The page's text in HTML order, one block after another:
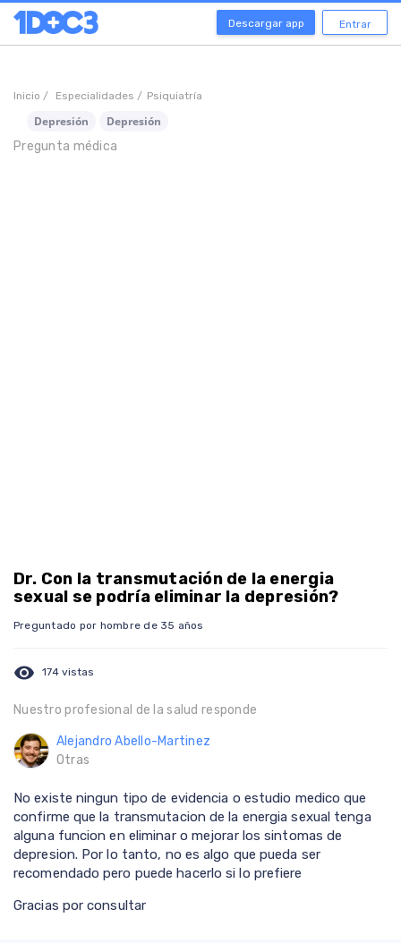
Descargar app Entrar
Inicio / Especialidades / Psiquiatría
Depresión
Depresión
Pregunta médica
Dr. Con la transmutación de la energia
sexual se podría eliminar la depresión?
Preguntado por hombre de 35 años
visibility 174 vistas
Nuestro profesional de la salud responde
Alejandro Abello-Martinez
Otras
No existe ningun tipo de evidencia o estudio medico que
confirme que la transmutacion de la energia sexual tenga
alguna funcion en eliminar o mejorar los sintomas de
depresion. Por lo tanto, no es algo que pueda ser
recomendado pero puede hacerlo si lo prefiere
Gracias por consultar